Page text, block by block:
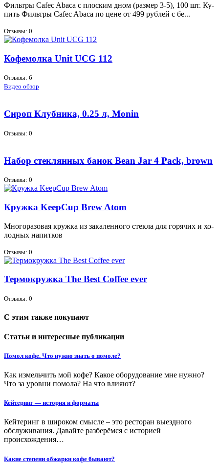
Филь­тры Cafec Abaca с плос­ким дном (раз­мер 3-5), 100 шт. Ку­
пить Филь­тры Cafec Abaca по цене от 499 руб­лей с бе...
Отзывы: 0
Кофемолка Unit UCG 112
Отзывы: 6
Видео обзор
Сироп Клубника, 0.25 л, Monin
Отзывы: 0
Набор стеклянных банок Bean Jar 4 Pack, brown
Отзывы: 0
Кружка KeepCup Brew Atom
Мно­го­ра­зо­вая круж­ка из за­ка­лен­но­го стек­ла для го­ря­чих и хо­
лод­ных на­пит­ков
Отзывы: 0
Термокружка The Best Coffee ever
Отзывы: 0
С этим также покупают
Статьи и интересные публикации
Помол кофе. Что нужно знать о помоле?
Как измельчить мой кофе? Какое оборудование мне нужно?
Что за уровни помола? На что влияют?
Кейтеринг — история и форматы
Кейтеринг в широком смысле – это ресторан выездного
обслуживания. Давайте разберёмся с историей
происхождения…
Какие степени обжарки кофе бывают?